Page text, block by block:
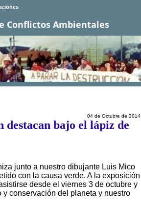
Conflictos Ambientales
04 de Octubre de 2014
bajo el lápiz de
junto a nuestro dibujante Luis Mico
con la causa verde. A la exposición
desde el viernes 3 de octubre y
conservación del planeta y nuestro